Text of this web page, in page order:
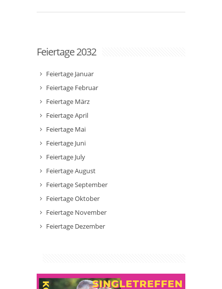
Feiertage 2032
Feiertage Januar
Feiertage Februar
Feiertage März
Feiertage April
Feiertage Mai
Feiertage Juni
Feiertage July
Feiertage August
Feiertage September
Feiertage Oktober
Feiertage November
Feiertage Dezember